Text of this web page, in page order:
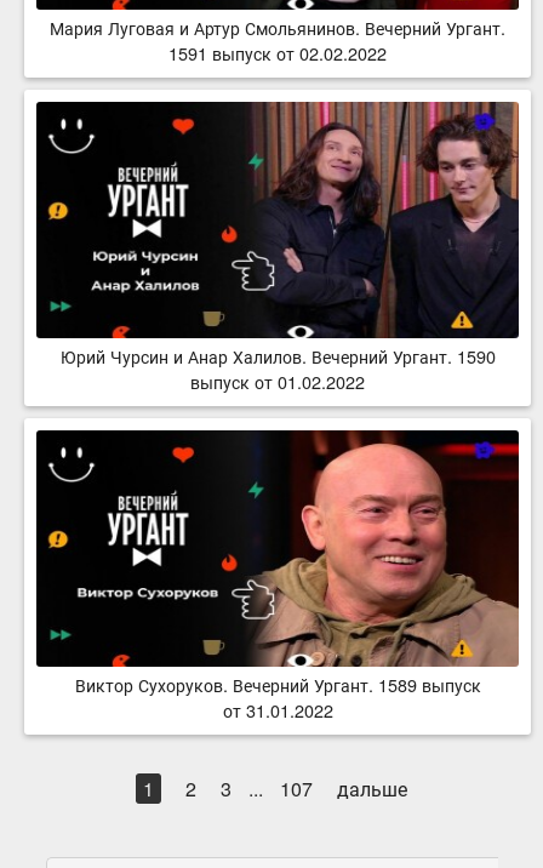
Мария Луговая и Артур Смольянинов. Вечерний Ургант.
1591 выпуск от 02.02.2022
Юрий Чурсин и Анар Халилов. Вечерний Ургант. 1590
выпуск от 01.02.2022
Виктор Сухоруков. Вечерний Ургант. 1589 выпуск
от 31.01.2022
1 2 3 ... 107 дальше